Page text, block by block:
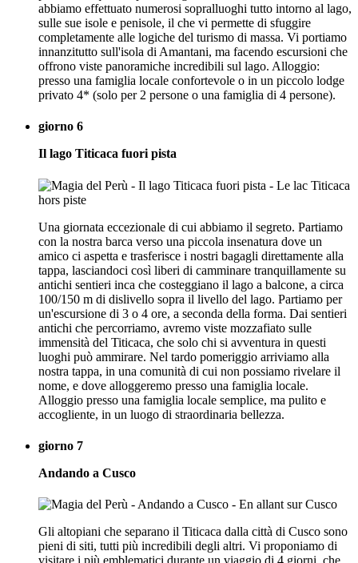
abbiamo effettuato numerosi sopralluoghi tutto intorno al lago,
sulle sue isole e penisole, il che vi permette di sfuggire
completamente alle logiche del turismo di massa. Vi portiamo
innanzitutto sull'isola di Amantani, ma facendo escursioni che
offrono viste panoramiche incredibili sul lago. Alloggio:
presso una famiglia locale confortevole o in un piccolo lodge
privato 4* (solo per 2 persone o una famiglia di 4 persone).
giorno 6
Il lago Titicaca fuori pista
Una giornata eccezionale di cui abbiamo il segreto. Partiamo
con la nostra barca verso una piccola insenatura dove un
amico ci aspetta e trasferisce i nostri bagagli direttamente alla
tappa, lasciandoci così liberi di camminare tranquillamente su
antichi sentieri inca che costeggiano il lago a balcone, a circa
100/150 m di dislivello sopra il livello del lago. Partiamo per
un'escursione di 3 o 4 ore, a seconda della forma. Dai sentieri
antichi che percorriamo, avremo viste mozzafiato sulle
immensità del Titicaca, che solo chi si avventura in questi
luoghi può ammirare. Nel tardo pomeriggio arriviamo alla
nostra tappa, in una comunità di cui non possiamo rivelare il
nome, e dove alloggeremo presso una famiglia locale.
Alloggio presso una famiglia locale semplice, ma pulito e
accogliente, in un luogo di straordinaria bellezza.
giorno 7
Andando a Cusco
Gli altopiani che separano il Titicaca dalla città di Cusco sono
pieni di siti, tutti più incredibili degli altri. Vi proponiamo di
visitare i più emblematici durante un viaggio di 4 giorni, che